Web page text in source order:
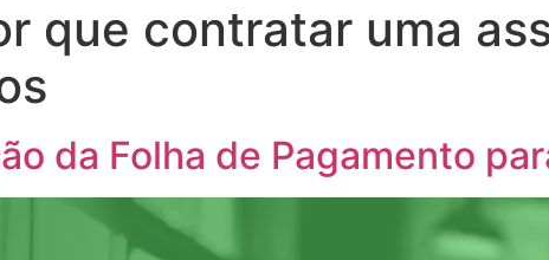
que contratar uma
da Folha de Pagamento